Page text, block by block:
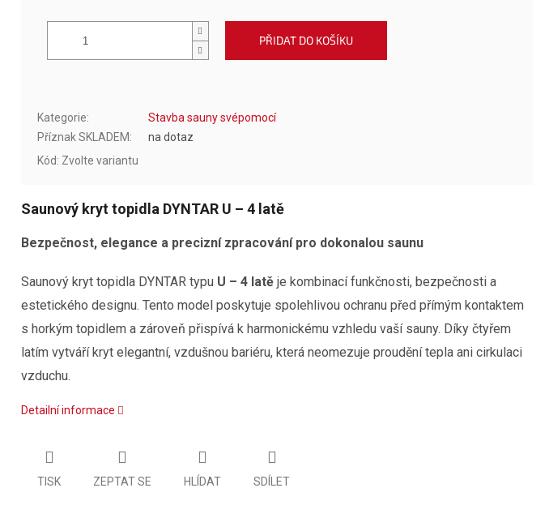
PŘIDAT DO KOŠÍKU
Kategorie:
Stavba sauny svépomocí
Příznak SKLADEM:
na dotaz
Kód: Zvolte variantu
Saunový kryt topidla DYNTAR U – 4 latě
Bezpečnost, elegance a precizní zpracování pro dokonalou saunu
Saunový kryt topidla DYNTAR typu U – 4 latě je kombinací funkčnosti, bezpečnosti a
estetického designu. Tento model poskytuje spolehlivou ochranu před přímým kontaktem
s horkým topidlem a zároveň přispívá k harmonickému vzhledu vaší sauny. Díky čtyřem
latím vytváří kryt elegantní, vzdušnou bariéru, která neomezuje proudění tepla ani cirkulaci
vzduchu.
Detailní informace
TISK ZEPTAT SE HLÍDAT SDÍLET